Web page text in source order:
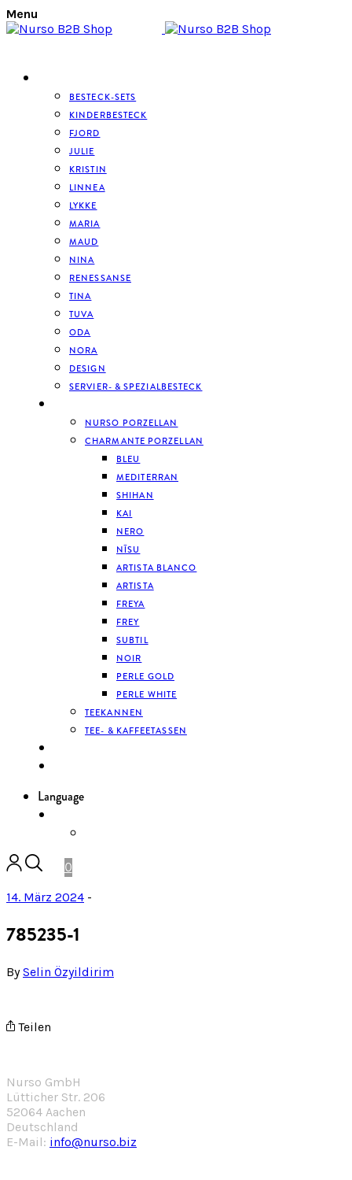
Menu
BESTECK-SETS
KINDERBESTECK
FJORD
JULIE
KRISTIN
LINNEA
LYKKE
MARIA
MAUD
NINA
RENESSANSE
TINA
TUVA
ODA
NORA
DESIGN
SERVIER- & SPEZIALBESTECK
NURSO PORZELLAN
CHARMANTE PORZELLAN
BLEU
MEDITERRAN
SHIHAN
KAI
NERO
NĪSU
ARTISTA BLANCO
ARTISTA
FREYA
FREY
SUBTIL
NOIR
PERLE GOLD
PERLE WHITE
TEEKANNEN
TEE- & KAFFEETASSEN
Language
0
14. März 2024 -
785235-1
BySelin Özyildirim
Teilen
Nurso GmbH
Lütticher Str. 206
52064 Aachen
Deutschland
E-Mail: info@nurso.biz